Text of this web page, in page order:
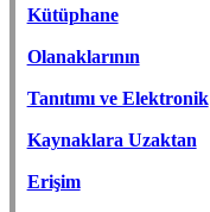
Kütüphane
Olanaklarının
Tanıtımı ve Elektronik
Kaynaklara Uzaktan
Erişim